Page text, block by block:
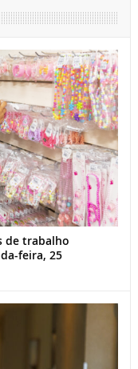
de trabalho
feira, 25